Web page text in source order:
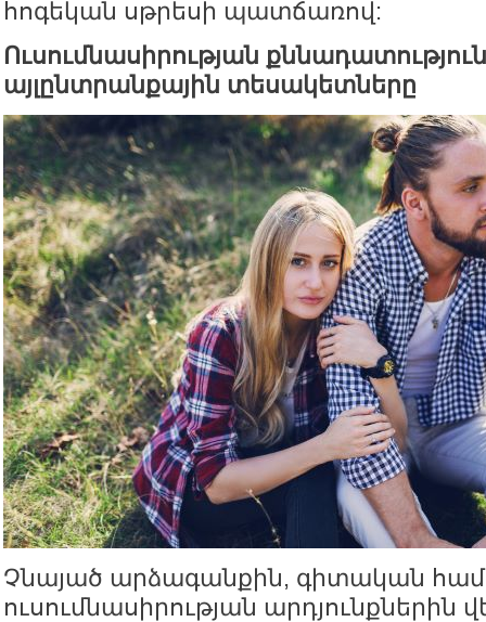
հոգեկան սթրեսի պատճառով:
Ուսումնասիրության
այլընտրանքային տեսակետները
Չնայած արձագանքին, գիտական
ուսումնասիրության արդյունքներին